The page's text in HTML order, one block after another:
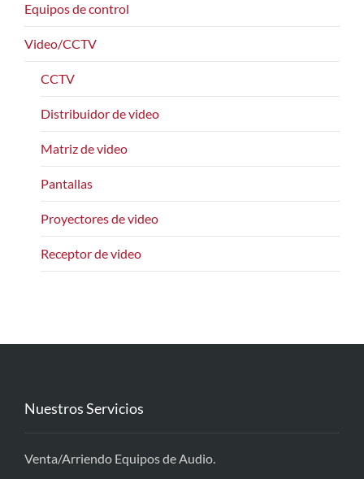
Equipos de control
Video/CCTV
CCTV
Distribuidor de video
Matriz de video
Pantallas
Proyectores de video
Receptor de video
Nuestros Servicios
Venta/Arriendo Equipos de Audio.